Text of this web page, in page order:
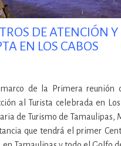
DE ATENCIÓN
EN LOS CABOS
de la Primera reunión
al Turista celebrada en
de Turismo de Tamaulipas,
que tendrá el primer